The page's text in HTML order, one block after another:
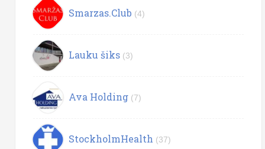
Smarzas.Club (4)
Lauku šiks (3)
Ava Holding (7)
StockholmHealth (37)